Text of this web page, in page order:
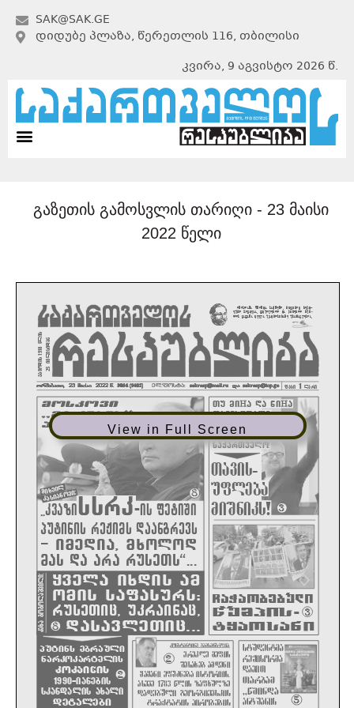
SAK@SAK.GE
ᲓᲘᲓᲣᲑᲔ ᲞᲚᲐᲖᲐ, ᲬᲔᲠᲔᲗᲚᲘᲡ 116, ᲗᲑᲘᲚᲘᲡᲘ
კვირა, 9 აგვისტო 2026 წ.
გაზეთის გამოსვლის თარიღი - 23 მაისი
2022 წელი
View in Full Screen